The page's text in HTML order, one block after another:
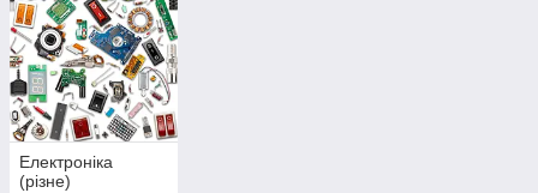
Електроніка
(різне)